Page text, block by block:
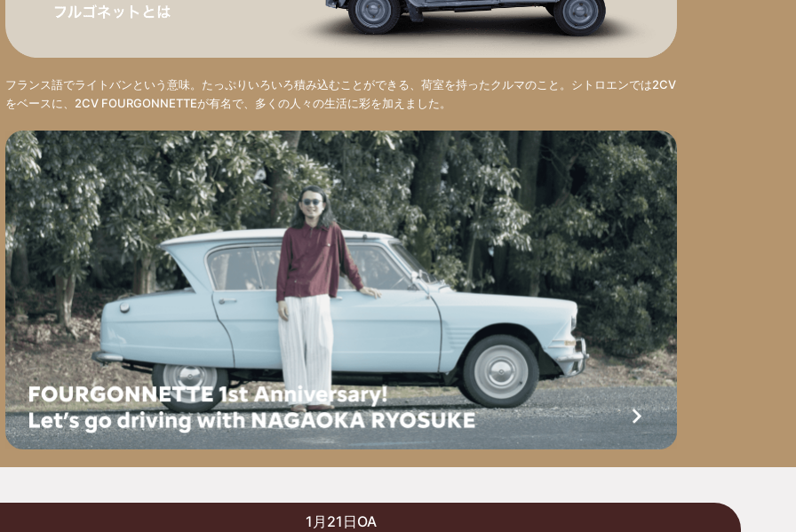
フランス語でライトバンという意味。たっぷりいろいろ積み込むことができる、荷室を持ったクルマのこと。シトロエンでは2CV
をベースに、2CV FOURGONNETTEが有名で、多くの人々の生活に彩を加えました。
1月21日OA